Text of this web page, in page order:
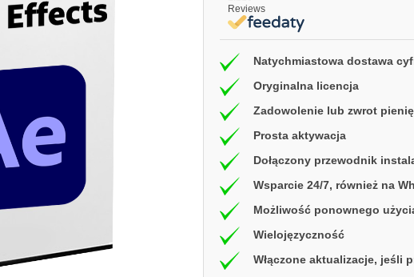
Reviews
Natychmiastowa dostawa
Oryginalna licencja
Zadowolenie lub zwrot
Prosta aktywacja
Dołączony przewodnik
Wsparcie 24/7, również na
Możliwość ponownego
Wielojęzyczność
Włączone aktualizacje, jeśli